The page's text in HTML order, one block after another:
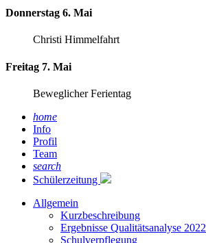
Donnerstag 6. Mai
Christi Himmelfahrt
Freitag 7. Mai
Beweglicher Ferientag
home
Info
Profil
Team
search
Schülerzeitung
Allgemein
Kurzbeschreibung
Ergebnisse Qualitätsanalyse 2022
Schulverpflegung